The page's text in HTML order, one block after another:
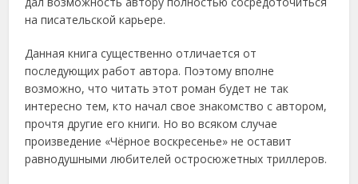
на писательской карьере.
Данная книга существенно отличается от
последующих работ автора. Поэтому вполне
возможно, что читать этот роман будет не так
интересно тем, кто начал свое знакомство с автором,
прочтя другие его книги. Но во всяком случае
произведение «Чёрное воскресенье» не оставит
равнодушными любителей остросюжетных триллеров.